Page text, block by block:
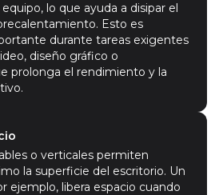
lo que ayuda a disipar el
Esto es
durante tareas exigentes
diseño gráfico o
prolonga el rendimiento y la
o verticales permiten
la superficie del escritorio. Un
ejemplo, libera espacio cuando